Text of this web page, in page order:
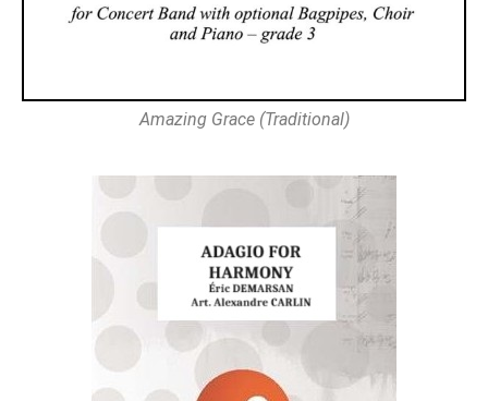
Amazing Grace (Traditional)